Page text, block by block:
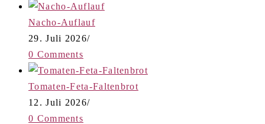
Nacho-Auflauf
29. Juli 2026/
0 Comments
Tomaten-Feta-Faltenbrot
12. Juli 2026/
0 Comments